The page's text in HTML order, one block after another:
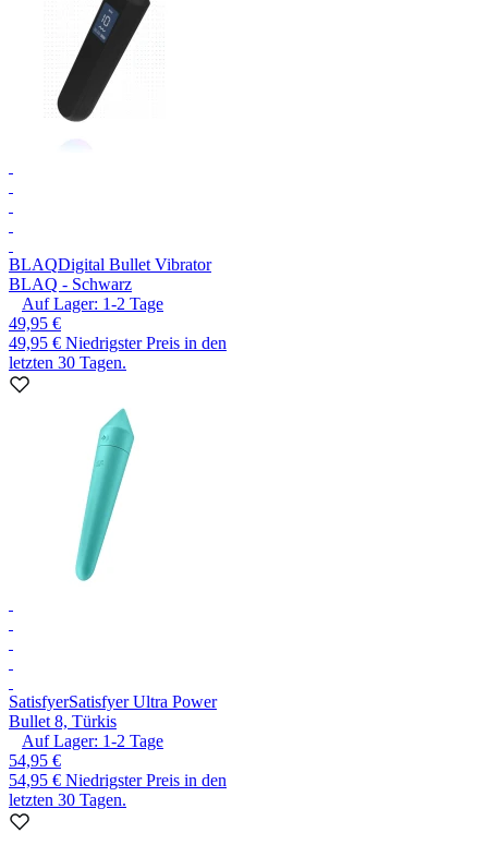
BLAQDigital Bullet Vibrator
BLAQ - Schwarz
Auf Lager: 1-2 Tage
49,95 €
49,95 € Niedrigster Preis in den
letzten 30 Tagen.
SatisfyerSatisfyer Ultra Power
Bullet 8, Türkis
Auf Lager: 1-2 Tage
54,95 €
54,95 € Niedrigster Preis in den
letzten 30 Tagen.